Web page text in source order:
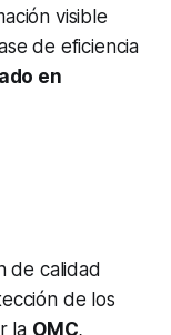
visible
de eficiencia
en
de calidad
de los
la OMC,